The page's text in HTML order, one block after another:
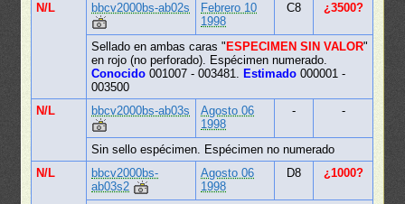
N/L
bbcv2000bs-ab02s
Febrero 10
1998
C8 ¿3500?
Sellado en ambas caras " ESPECIMEN SIN VALOR"
en rojo (no perforado). Espécimen numerado.
Conocido 001007 - 003481. Estimado 000001 -
003500
N/L
bbcv2000bs-ab03s
Agosto 06
1998
- -
Sin sello espécimen. Espécimen no numerado
N/L
bbcv2000bs-
ab03s2
Agosto 06
1998
D8 ¿1000?